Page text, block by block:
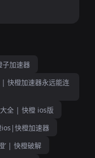
加速器
快橙加速器永远能连
全 | 快橙 ios版
快橙加速器
’ | 快橙破解